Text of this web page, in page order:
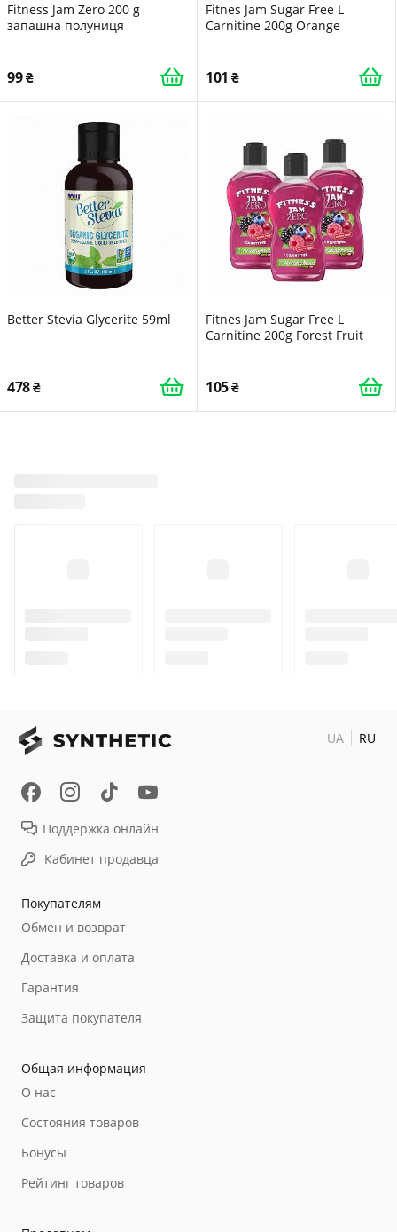
Fitness Jam Zero 200 g
запашна полуниця
99
Fitnes Jam Sugar Free L
Carnitine 200g Orange
101
Better Stevia Glycerite 59ml
478
Fitnes Jam Sugar Free L
Carnitine 200g Forest Fruit
105
Покупателям
Обмен и возврат
Доставка и оплата
Гарантия
Защита покупателя
Общая информация
О нас
Состояния товаров
Бонусы
Рейтинг товаров
Поддержка онлайн
Кабинет продавца
UA RU